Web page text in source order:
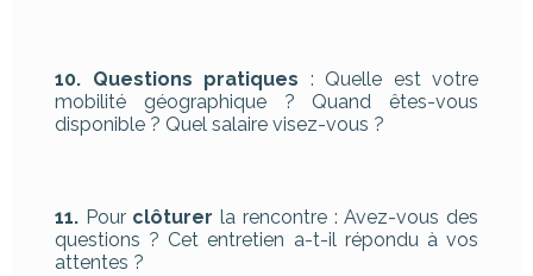
10. Questions pratiques : Quelle est votre
mobilité géographique ? Quand êtes-vous
disponible ? Quel salaire visez-vous ?
11. Pour clôturerla rencontre : Avez-vous des
questions ? Cet entretien a-t-il répondu à vos
attentes ?